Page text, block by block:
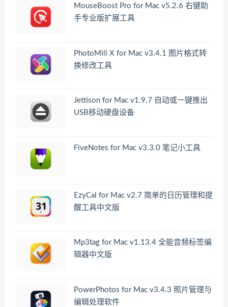
MouseBoost Pro for Mac v5.2.6 右键助
手专业版扩展工具
PhotoMill X for Mac v3.4.1 图片格式转
换修改工具
Jettison for Mac v1.9.7 自动或一键推出
USB移动硬盘设备
FiveNotes for Mac v3.3.0 笔记小工具
EzyCal for Mac v2.7 简单的日历管理和提
醒工具中文版
Mp3tag for Mac v1.13.4 全能音频标签编
辑器中文版
PowerPhotos for Mac v3.4.3 照片管理与
编辑处理软件